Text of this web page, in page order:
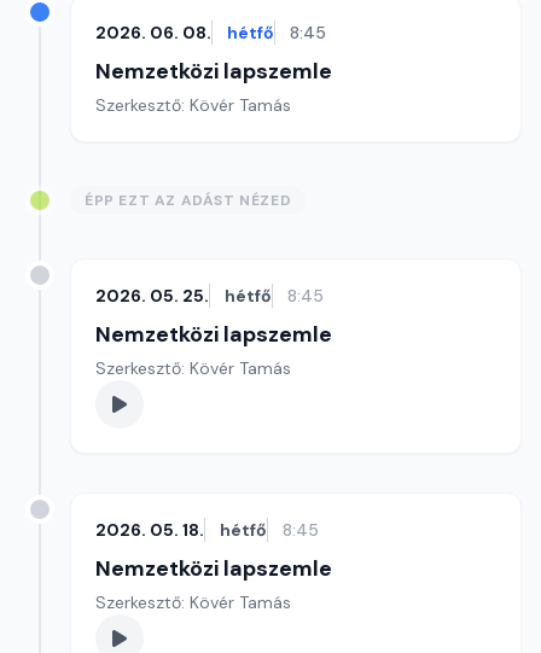
2026. 06. 08. hétfő 8:45
Nemzetközi lapszemle
Szerkesztő: Kövér Tamás
ÉPP EZT AZ ADÁST NÉZED
2026. 05. 25. hétfő 8:45
Nemzetközi lapszemle
Szerkesztő: Kövér Tamás
2026. 05. 18. hétfő 8:45
Nemzetközi lapszemle
Szerkesztő: Kövér Tamás